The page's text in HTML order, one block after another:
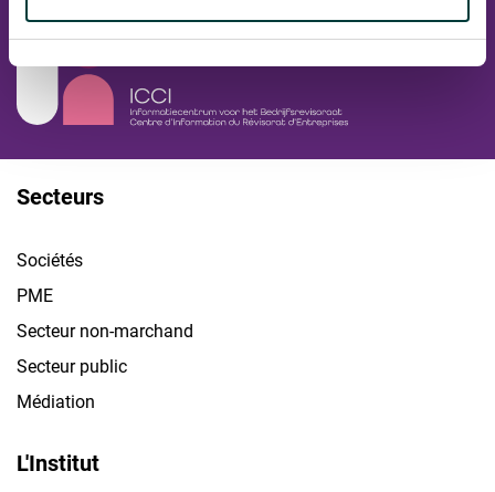
Secteurs
Sociétés
PME
Secteur non-marchand
Secteur public
Médiation
L'Institut